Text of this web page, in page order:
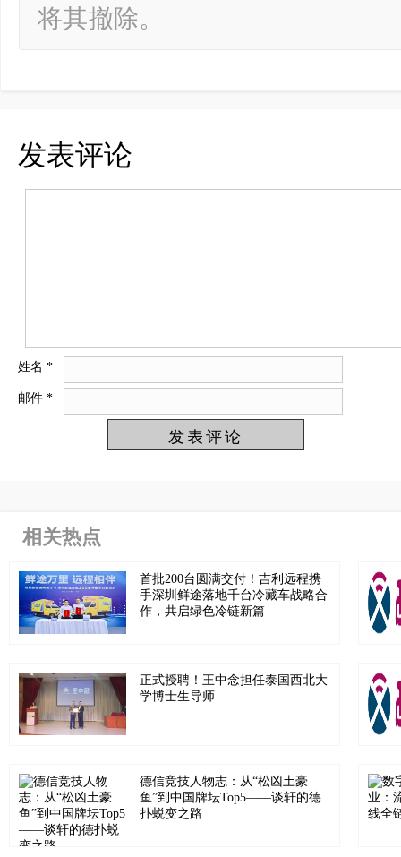
将其撤除。
发表评论
姓名 *
邮件 *
相关热点
首批200台圆满交付！吉利远程携
手深圳鲜途落地千台冷藏车战略合
作，共启绿色冷链新篇
正式授聘！王中念担任泰国西北大
学博士生导师
德信竞技人物志：从“松凶土豪
鱼”到中国牌坛Top5——谈轩的德
扑蜕变之路